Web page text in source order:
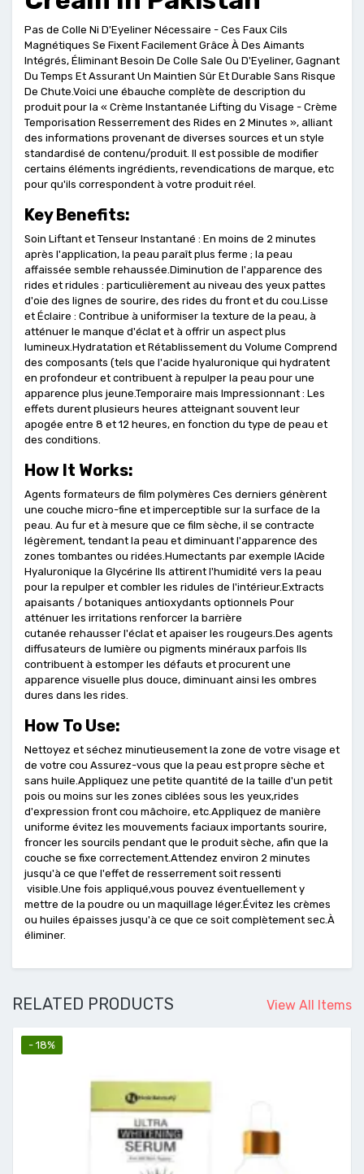
Pas de Colle Ni D'Eyeliner Nécessaire - Ces Faux Cils
Magnétiques Se Fixent Facilement Grâce À Des Aimants
Intégrés, Éliminant Besoin De Colle Sale Ou D'Eyeliner, Gagnant
Du Temps Et Assurant Un Maintien Sûr Et Durable Sans Risque
De Chute.Voici une ébauche complète de description du
produit pour la « Crème Instantanée Lifting du Visage - Crème
Temporisation Resserrement des Rides en 2 Minutes », alliant
des informations provenant de diverses sources et un style
standardisé de contenu/produit. Il est possible de modifier
certains éléments ingrédients, revendications de marque, etc
pour qu'ils correspondent à votre produit réel.
Key Benefits:
Soin Liftant et Tenseur Instantané : En moins de 2 minutes
après l'application, la peau paraît plus ferme ; la peau
affaissée semble rehaussée.Diminution de l'apparence des
rides et ridules : particulièrement au niveau des yeux pattes
d'oie des lignes de sourire, des rides du front et du cou.Lisse
et Éclaire : Contribue à uniformiser la texture de la peau, à
atténuer le manque d'éclat et à offrir un aspect plus
lumineux.Hydratation et Rétablissement du Volume Comprend
des composants (tels que l'acide hyaluronique qui hydratent
en profondeur et contribuent à repulper la peau pour une
apparence plus jeune.Temporaire mais Impressionnant : Les
effets durent plusieurs heures atteignant souvent leur
apogée entre 8 et 12 heures, en fonction du type de peau et
des conditions.
How It Works:
Agents formateurs de film polymères Ces derniers génèrent
une couche micro-fine et imperceptible sur la surface de la
peau. Au fur et à mesure que ce film sèche, il se contracte
légèrement, tendant la peau et diminuant l'apparence des
zones tombantes ou ridées.Humectants par exemple lAcide
Hyaluronique la Glycérine Ils attirent l'humidité vers la peau
pour la repulper et combler les ridules de l'intérieur.Extracts
apaisants / botaniques antioxydants optionnels Pour
atténuer les irritations renforcer la barrière
cutanée rehausser l'éclat et apaiser les rougeurs.Des agents
diffusa­teurs de lumière ou pigments minéraux parfois Ils
contribuent à estomper les défauts et procurent une
apparence visuelle plus douce, diminuant ainsi les ombres
dures dans les rides.
How To Use:
Nettoyez et séchez minutieusement la zone de votre visage et
de votre cou Assurez-vous que la peau est propre sèche et
sans huile.Appliquez une petite quantité de la taille d'un petit
pois ou moins sur les zones ciblées sous les yeux,rides
d'expression front cou mâchoire, etc.Appliquez de manière
uniforme évitez les mouvements faciaux importants sourire,
froncer les sourcils pendant que le produit sèche, afin que la
couche se fixe correctement.Attendez environ 2 minutes
jusqu'à ce que l'effet de resserrement soit ressenti
visible.Une fois appliqué,vous pouvez éventuellement y
mettre de la poudre ou un maquillage léger.Évitez les crèmes
ou huiles épaisses jusqu'à ce que ce soit complètement sec.À
éliminer.
View All Items
RELATED PRODUCTS
- 18%